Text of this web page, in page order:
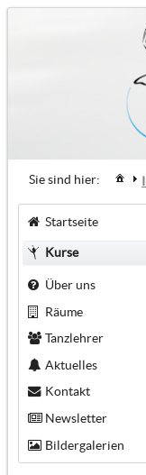
Sie sind hier:
Startseite
Kurse
Über uns
Räume
Tanzlehrer
Aktuelles
Kontakt
Newsletter
Bildergalerien